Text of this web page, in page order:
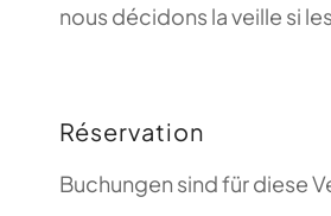
nous décidons la veille si
Réservation
Buchungen sind für diese